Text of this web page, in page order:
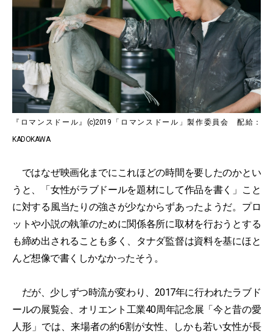
『ロマンスドール』(c)2019「ロマンスドール」製作委員会 配給：
KADOKAWA
ではなぜ映画化までにこれほどの時間を要したのかとい
うと、「女性がラブドールを題材にして作品を書く」こと
に対する風当たりの強さが少なからずあったようだ。プロ
ットや小説の執筆のために関係各所に取材を行おうとする
も締め出されることも多く、タナダ監督は資料を基にほと
んど想像で書くしかなかったそう。
だが、少しずつ時流が変わり、2017年に行われたラブド
ールの展覧会、オリエント工業40周年記念展「今と昔の愛
人形」では、来場者の約6割が女性、しかも若い女性が長